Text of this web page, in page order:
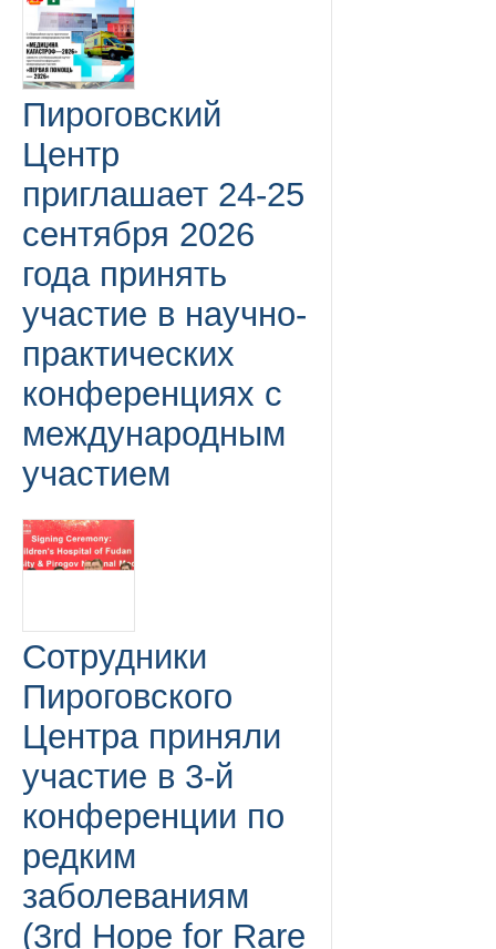
Пироговский
Центр
приглашает 24-25
сентября 2026
года принять
участие в научно-
практических
конференциях с
международным
участием
Сотрудники
Пироговского
Центра приняли
участие в 3-й
конференции по
редким
заболеваниям
(3rd Hope for Rare